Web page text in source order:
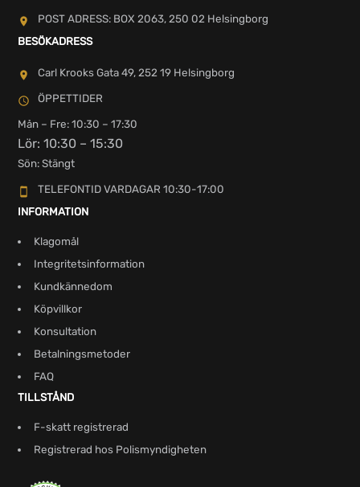
POST ADRESS: BOX 2063, 250 02 Helsingborg
BESÖKADRESS
Carl Krooks Gata 49, 252 19 Helsingborg
ÖPPETTIDER
Mån – Fre: 10:30 – 17:30
Lör: 10:30 – 15:30
Sön: Stängt
TELEFONTID VARDAGAR 10:30-17:00
INFORMATION
Klagomål
Integritetsinformation
Kundkännedom
Köpvillkor
Konsultation
Betalningsmetoder
FAQ
TILLSTÅND
F-skatt registrerad
Registrerad hos Polismyndigheten